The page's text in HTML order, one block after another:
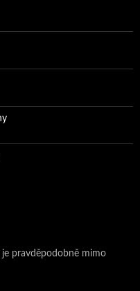
je pravděpodobně mimo